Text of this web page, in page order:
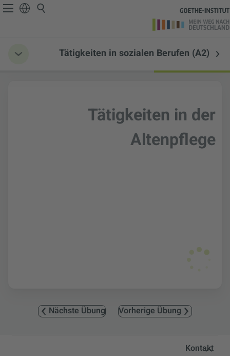
Tätigkeiten in sozialen Berufen (A2)
Tätigkeiten in der
Altenpflege
Vorherige Übung
Nächste Übung
Service- und Informationsbereich
Kontakt